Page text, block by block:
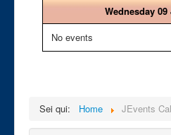
Wednesday
No events
Sei qui: Home JEvents